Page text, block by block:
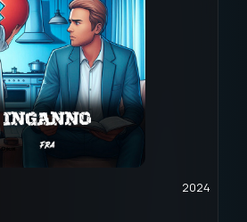
2024